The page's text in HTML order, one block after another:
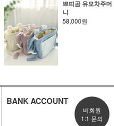
쁘띠곰 유모차주머
니
58,000원
BANK ACCOUNT
비회원
1:1 문의